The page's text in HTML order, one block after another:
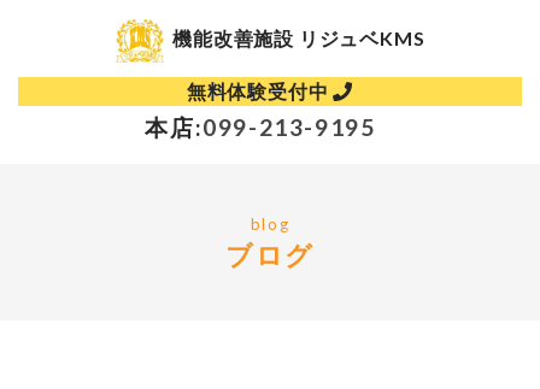
機能改善施設 リジュベKMS
無料体験受付中
本店:099-213-9195
blog
ブログ